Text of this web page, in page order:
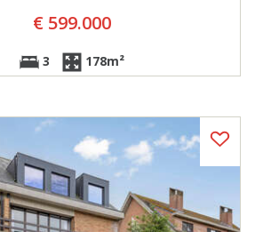
€ 599.000
3 178m²